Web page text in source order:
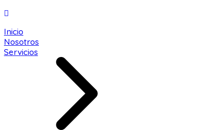
Inicio
Nosotros
Servicios